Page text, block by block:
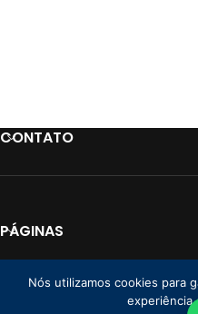
CONTATO
PÁGINAS
Nós utilizamos cookies para
experiência